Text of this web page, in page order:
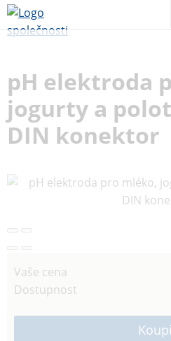
pH elektroda
jogurty a
DIN konektor
Vaše cena
Dostupnost